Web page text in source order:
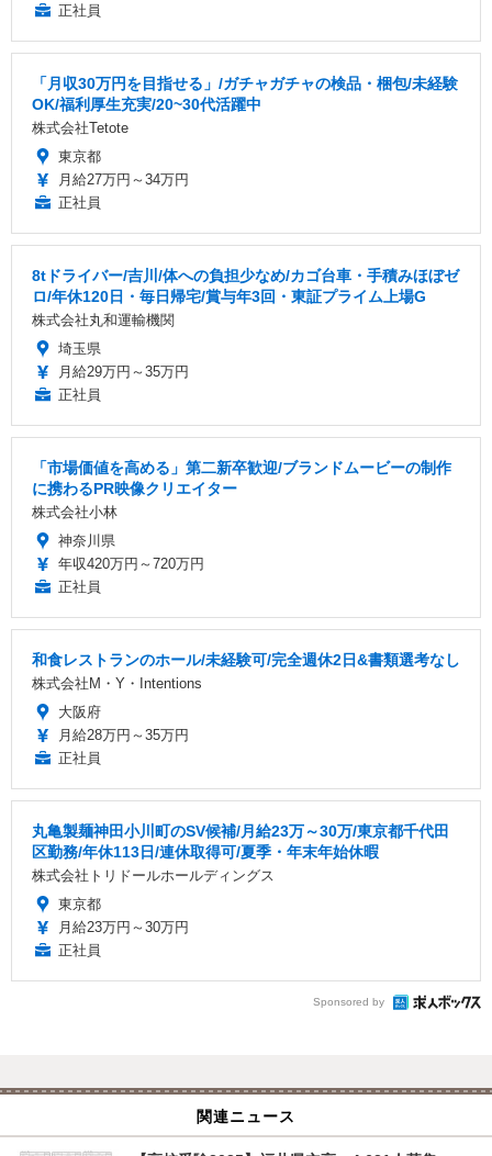
正社員
「月収30万円を目指せる」/ガチャガチャの検品・梱包/未経験
OK/福利厚生充実/20~30代活躍中
株式会社Tetote
東京都
月給27万円～34万円
正社員
8tドライバー/吉川/体への負担少なめ/カゴ台車・手積みほぼゼ
ロ/年休120日・毎日帰宅/賞与年3回・東証プライム上場G
株式会社丸和運輸機関
埼玉県
月給29万円～35万円
正社員
「市場価値を高める」第二新卒歓迎/ブランドムービーの制作
に携わるPR映像クリエイター
株式会社小林
神奈川県
年収420万円～720万円
正社員
和食レストランのホール/未経験可/完全週休2日&書類選考なし
株式会社M・Y・Intentions
大阪府
月給28万円～35万円
正社員
丸亀製麺神田小川町のSV候補/月給23万～30万/東京都千代田
区勤務/年休113日/連休取得可/夏季・年末年始休暇
株式会社トリドールホールディングス
東京都
月給23万円～30万円
正社員
Sponsored by
関連ニュース